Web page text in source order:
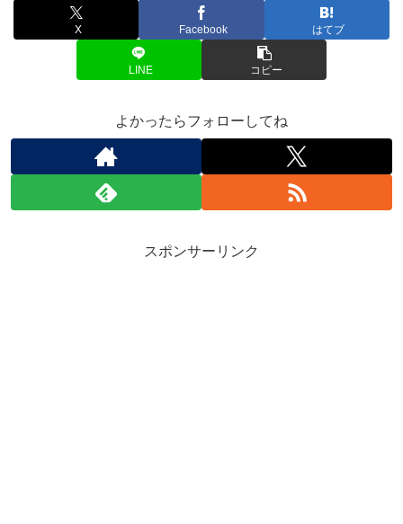
X Facebook はてブ
LINE コピー
よかったらフォローしてね
スポンサーリンク